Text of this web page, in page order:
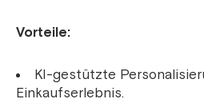
Vorteile:
KI-gestützte
Einkaufserlebnis.